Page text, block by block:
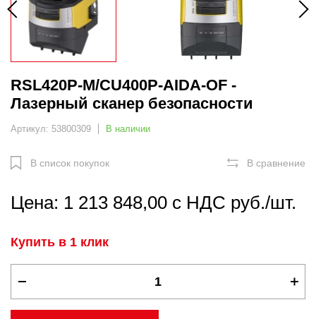
RSL420P-M/CU400P-AIDA-OF -
Лазерный сканер безопасности
Артикул: 53800309 В наличии
В список покупок В сравнение
Цена: 1 213 848,00 с НДС руб./шт.
Купить в 1 клик